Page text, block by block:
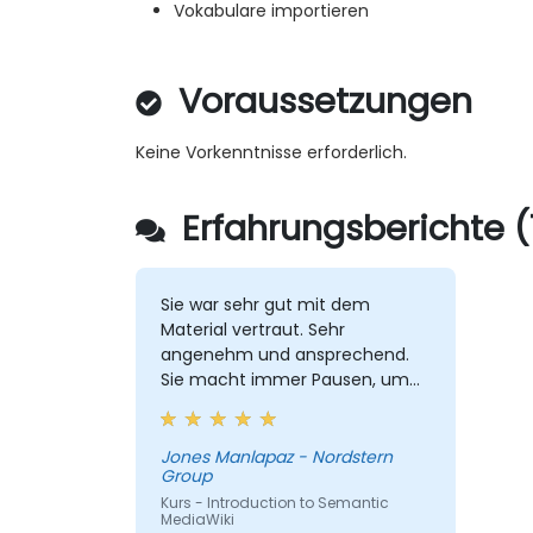
Vokabulare importieren
Voraussetzungen
Keine Vorkenntnisse erforderlich.
Erfahrungsberichte
Sie war sehr gut mit dem
Material vertraut. Sehr
angenehm und ansprechend.
Sie macht immer Pausen, um
zu fragen, ob es Fragen oder
Aufklärungen gibt.
Jones Manlapaz - Nordstern
Group
Kurs - Introduction to Semantic
MediaWiki